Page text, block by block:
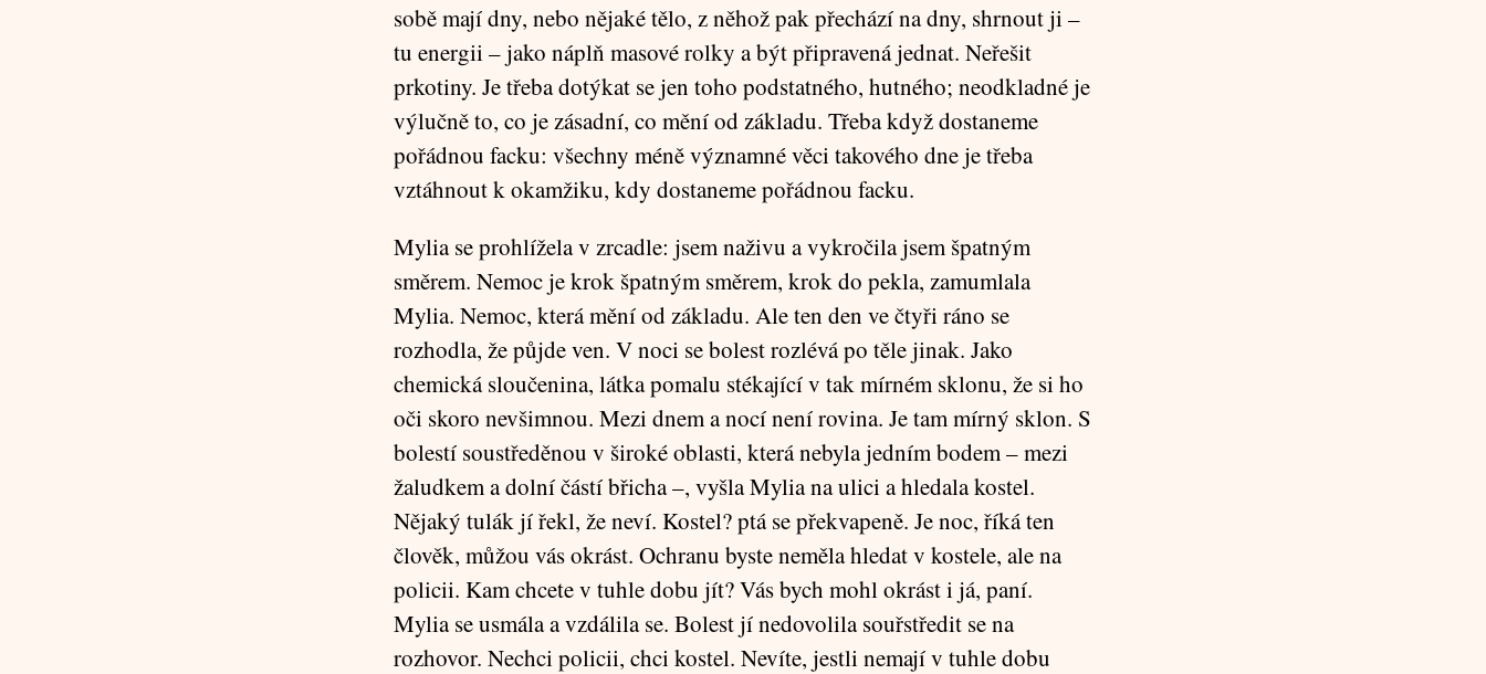
sobě mají dny, nebo nějaké tělo, z něhož pak přechází na dny, shrnout ji –
tu energii – jako náplň masové rolky a být připravená jednat. Neřešit
prkotiny. Je třeba dotýkat se jen toho podstatného, hutného; neodkladné je
výlučně to, co je zásadní, co mění od základu. Třeba když dostaneme
pořádnou facku: všechny méně významné věci takového dne je třeba
vztáhnout k okamžiku, kdy dostaneme pořádnou facku.
Mylia se prohlížela v zrcadle: jsem naživu a vykročila jsem špatným
směrem. Nemoc je krok špatným směrem, krok do pekla, zamumlala
Mylia. Nemoc, která mění od základu. Ale ten den ve čtyři ráno se
rozhodla, že půjde ven. V noci se bolest rozlévá po těle jinak. Jako
chemická sloučenina, látka pomalu stékající v tak mírném sklonu, že si ho
oči skoro nevšimnou. Mezi dnem a nocí není rovina. Je tam mírný sklon. S
bolestí soustředěnou v široké oblasti, která nebyla jedním bodem – mezi
žaludkem a dolní částí břicha –, vyšla Mylia na ulici a hledala kostel.
Nějaký tulák jí řekl, že neví. Kostel? ptá se překvapeně. Je noc, říká ten
člověk, můžou vás okrást. Ochranu byste neměla hledat v kostele, ale na
policii. Kam chcete v tuhle dobu jít? Vás bych mohl okrást i já, paní.
Mylia se usmála a vzdálila se. Bolest jí nedovolila souřstředit se na
rozhovor. Nechci policii, chci kostel. Nevíte, jestli nemají v tuhle dobu